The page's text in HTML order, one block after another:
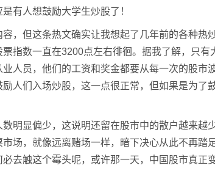
有人想鼓励大学生炒股了！
，但这条热文确实让我想起了几年前的各种热
指数一直在3200点左右徘徊。据我了解，只有
人员，他们的工资和奖金都要从每一次的股市
人们入场炒股，这一点很正常，但如果是为了
明显偏少，这说明还留在股市中的散户越来越
场，就像远离赌场一样，暗下决心从此不再踏
去触这个霉头呢，或许那一天，中国股市真正